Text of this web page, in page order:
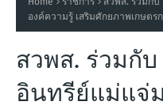
องค์ความรู้ เสริมศักยภาพเกษตร
สวพส. ร่วมกั
อินทรีย์แม่แจ่